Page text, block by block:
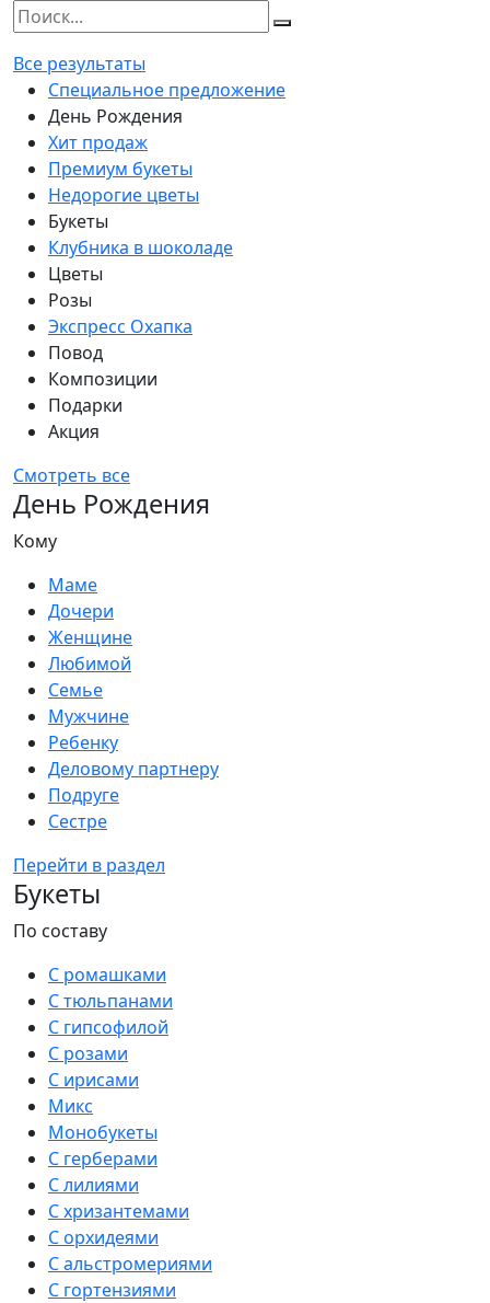
Все результаты
Специальное предложение
День Рождения
Хит продаж
Премиум букеты
Недорогие цветы
Букеты
Клубника в шоколаде
Цветы
Розы
Экспресс Охапка
Повод
Композиции
Подарки
Акция
Смотреть все
День Рождения
Кому
Маме
Дочери
Женщине
Любимой
Семье
Мужчине
Ребенку
Деловому партнеру
Подруге
Сестре
Перейти в раздел
Букеты
По составу
С ромашками
С тюльпанами
С гипсофилой
С розами
С ирисами
Микс
Монобукеты
С герберами
С лилиями
С хризантемами
С орхидеями
С альстромериями
С гортензиями